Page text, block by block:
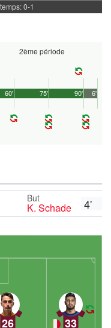
0-1
2ème période
90'
60' 75' 6'
4'
But
K. Schade
33
26